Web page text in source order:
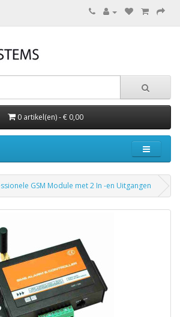
0 artikel(en) - € 0,00
GSM Module met 2 In -en Uitgangen